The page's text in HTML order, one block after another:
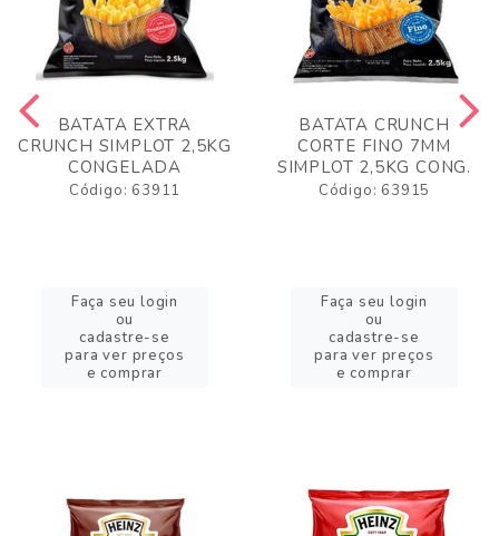
BATATA EXTRA
CRUNCH SIMPLOT 2,5KG
CONGELADA
Código: 63911
Faça seu login
ou
cadastre-se
para ver preços
e comprar
BATATA CRUNCH
CORTE FINO 7MM
SIMPLOT 2,5KG CONG.
Código: 63915
Faça seu login
ou
cadastre-se
para ver preços
e comprar